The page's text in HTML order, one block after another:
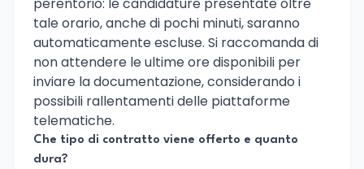
perentorio: le candidature presentate oltre
tale orario, anche di pochi minuti, saranno
automaticamente escluse. Si raccomanda di
non attendere le ultime ore disponibili per
inviare la documentazione, considerando i
possibili rallentamenti delle piattaforme
telematiche.
Che tipo di contratto viene offerto e quanto
dura?